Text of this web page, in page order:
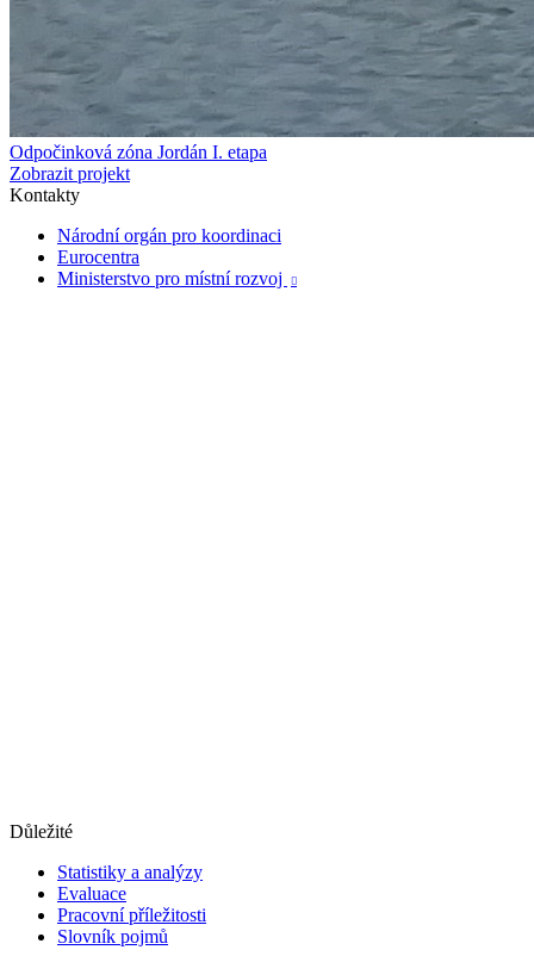
Odpočinková zóna Jordán I. etapa
Zobrazit projekt
Kontakty
Národní orgán pro koordinaci
Eurocentra
Ministerstvo pro místní rozvoj

Důležité
Statistiky a analýzy
Evaluace
Pracovní příležitosti
Slovník pojmů